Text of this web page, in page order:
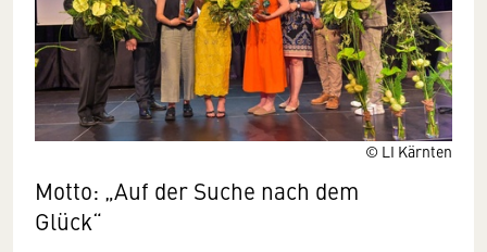
© LI Kärnten
Motto: „Auf der Suche nach dem
Glück“